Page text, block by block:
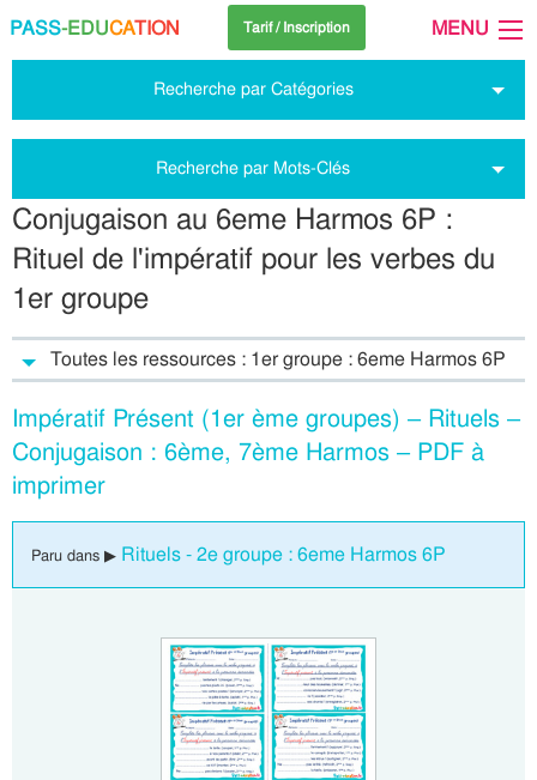
PASS-EDUCATION Tarif / Inscription MENU
Recherche par Catégories
Recherche par Mots-Clés
Conjugaison au 6eme Harmos 6P :
Rituel de l'impératif pour les verbes du
1er groupe
Toutes les ressources : 1er groupe : 6eme Harmos 6P
Impératif Présent (1er ème groupes) – Rituels –
Conjugaison : 6ème, 7ème Harmos – PDF à
imprimer
Paru dans ▶ Rituels - 2e groupe : 6eme Harmos 6P